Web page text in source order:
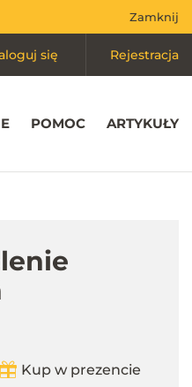
Zamknij
Zamknij
się Rejestracja
POMOC ARTYKUŁY
Kup w prezencie